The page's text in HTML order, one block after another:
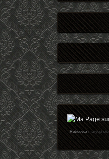
Retrouvezmaryophoto